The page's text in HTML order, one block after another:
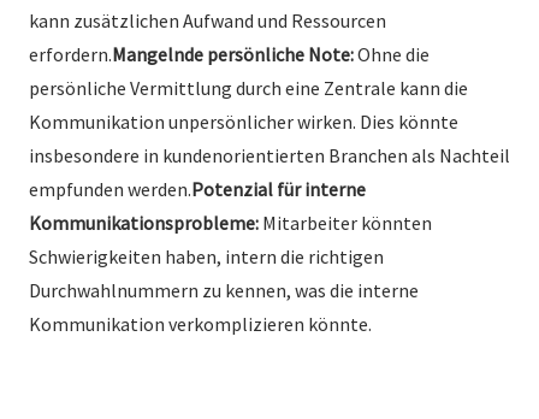
kann zusätzlichen Aufwand und Ressourcen
erfordern.Mangelnde persönliche Note:Ohne die
persönliche Vermittlung durch eine Zentrale kann die
Kommunikation unpersönlicher wirken. Dies könnte
insbesondere in kundenorientierten Branchen als Nachteil
empfunden werden.Potenzial für interne
Kommunikationsprobleme: Mitarbeiter könnten
Schwierigkeiten haben, intern die richtigen
Durchwahlnummern zu kennen, was die interne
Kommunikation verkomplizieren könnte.